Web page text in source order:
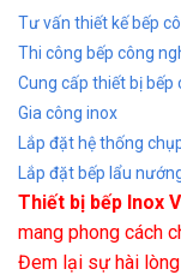
Tư vấn thiết kế bếp
Thi công bếp công
Cung cấp thiết bị bếp
Gia công inox
Lắp đặt hệ thống
Lắp đặt bếp lẩu
Thiết bị bếp Inox
mang phong cách
Đem lại sự hài lòng